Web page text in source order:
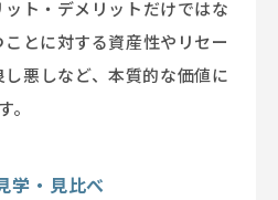
ト・デメリットだけではな
とに対する資産性やリセー
悪しなど、本質的な価値に
。
学・見比べ